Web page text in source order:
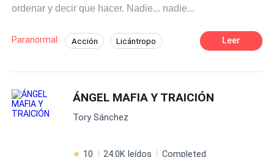
descubrir la verdad y reconquistar el amor de su vida? ¿O
ordenar y decir que hacer. Nadie... nadie...
Paranormal Acción Licántropo Leer
ÁNGEL MAFIA Y TRAICIÓN
Tory Sánchez
10 24.0K leídos Completed